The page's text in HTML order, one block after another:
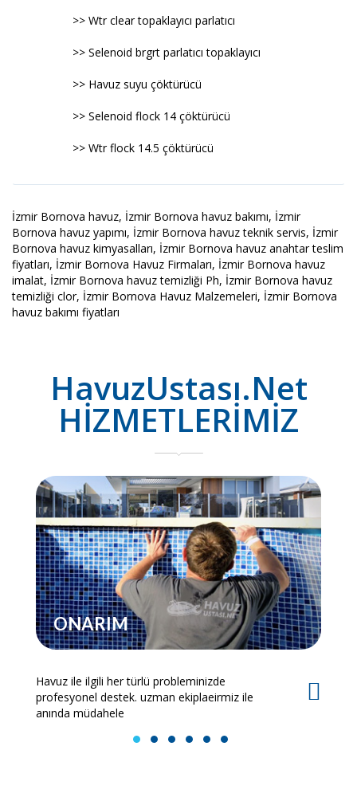
>> Wtr clear topaklayıcı parlatıcı
>> Selenoid brgrt parlatıcı topaklayıcı
>> Havuz suyu çöktürücü
>> Selenoid flock 14 çöktürücü
>> Wtr flock 14.5 çöktürücü
İzmir Bornova havuz, İzmir Bornova havuz bakımı, İzmir
Bornova havuz yapımı, İzmir Bornova havuz teknik servis, İzmir
Bornova havuz kimyasalları, İzmir Bornova havuz anahtar teslim
fiyatları, İzmir Bornova Havuz Firmaları, İzmir Bornova havuz
imalat, İzmir Bornova havuz temizliği Ph, İzmir Bornova havuz
temizliği clor, İzmir Bornova Havuz Malzemeleri, İzmir Bornova
havuz bakımı fiyatları
HavuzUstası.Net
HİZMETLERİMİZ
ONARIM
Havuz ile ilgili her türlü probleminizde
profesyonel destek. uzman ekiplaeirmiz ile
anında müdahele
1 2 3 4 5 6